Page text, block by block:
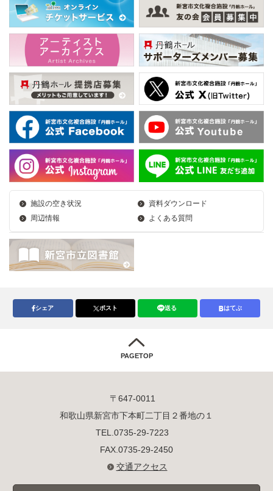
施設の空き状況
資料ダウンロード
周辺情報
よくある質問
シェア ポスト 送る はてぶ
PAGETOP
〒647-0011
和歌山県新宮市下本町二丁目２番地の１
TEL.0735-29-7223
FAX.0735-29-2450
交通アクセス